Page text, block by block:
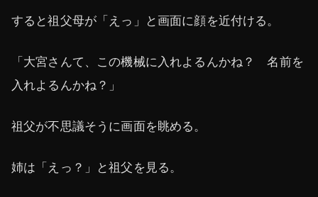
すると祖父母が「えっ」と画面に顔を近付ける。
「大宮さんて、この機械に入れよるんかね？ 名前を
入れよるんかね？」
祖父が不思議そうに画面を眺める。
姉は「えっ？」と祖父を見る。